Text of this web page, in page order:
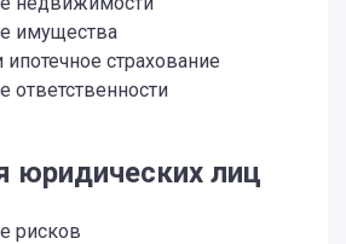
имущества
ипотечное страхование
ответственности
юридических лиц
рисков